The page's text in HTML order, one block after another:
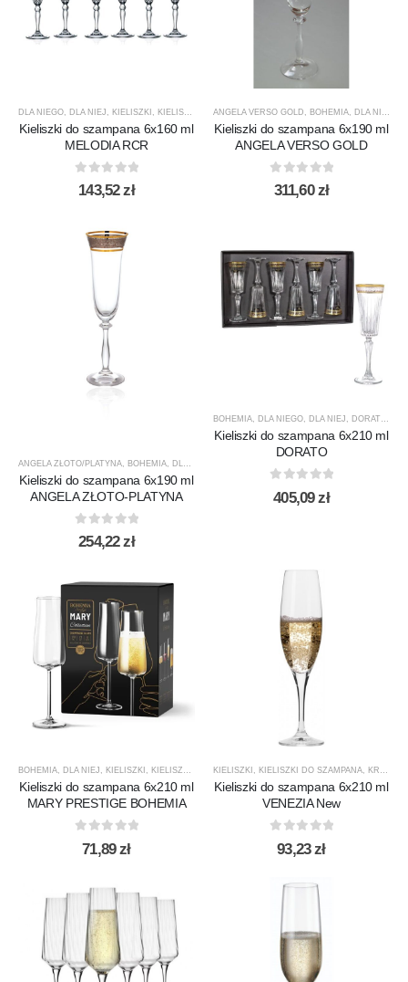
DLA NIEGO, DLA NIEJ , KIELISZKI , KIELISZKI DO SZAMPANA ,MELODIA , PREZENTY ,
Kieliszki do szampana 6x160 ml
MELODIA RCR
0out of 5
143,52zł
ANGELA VERSO GOLD , BOHEMIA, DLA NIEJ
Kieliszki do szampana 6x190 ml
ANGELA VERSO GOLD
0out of 5
311,60zł
ANGELA ZŁOTO/PLATYNA BOHEMIA DLA NIEJ
Kieliszki do szampana 6x190 ml
ANGELA ZŁOTO-PLATYNA
0out of 5
254,22zł
BOHEMIA, DLA NIEGO, DLA NIEJ , DORATO ,
Kieliszki do szampana 6x210 ml
DORATO
out of 5
405,09zł
BOHEMIA, DLA NIEJ , KIELISZKI , KIELISZKI DO SZAMPANA ,MARY, NOWOŚCI,PREZENTY ,
Kieliszki do szampana 6x210 ml
MARY PRESTIGE BOHEMIA
out of 5
71,89zł
KIELISZKI , KIELISZKI DO SZAMPANA, KROSNO GLASS
Kieliszki do szampana 6x210 ml
VENEZIA New
out of 5
93,23zł